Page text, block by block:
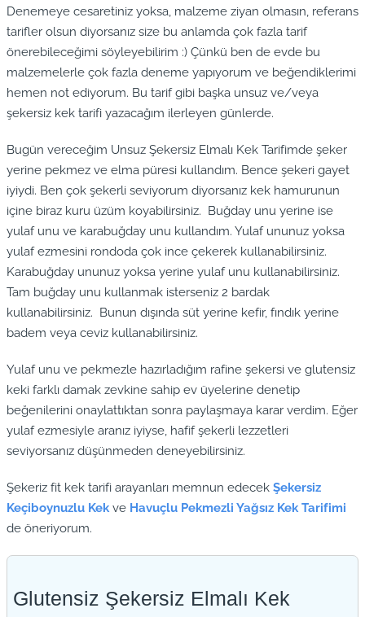
Denemeye cesaretiniz yoksa, malzeme ziyan olmasın, referans
tarifler olsun diyorsanız size bu anlamda çok fazla tarif
önerebileceğimi söyleyebilirim :) Çünkü ben de evde bu
malzemelerle çok fazla deneme yapıyorum ve beğendiklerimi
hemen not ediyorum. Bu tarif gibi başka unsuz ve/veya
şekersiz kek tarifi yazacağım ilerleyen günlerde.
Bugün vereceğim Unsuz Şekersiz Elmalı Kek Tarifimde şeker
yerine pekmez ve elma püresi kullandım. Bence şekeri gayet
iyiydi. Ben çok şekerli seviyorum diyorsanız kek hamurunun
içine biraz kuru üzüm koyabilirsiniz. Buğday unu yerine ise
yulaf unu ve karabuğday unu kullandım. Yulaf ununuz yoksa
yulaf ezmesini rondoda çok ince çekerek kullanabilirsiniz.
Karabuğday ununuz yoksa yerine yulaf unu kullanabilirsiniz.
Tam buğday unu kullanmak isterseniz 2 bardak
kullanabilirsiniz. Bunun dışında süt yerine kefir, fındık yerine
badem veya ceviz kullanabilirsiniz.
Yulaf unu ve pekmezle hazırladığım rafine şekersi ve glutensiz
keki farklı damak zevkine sahip ev üyelerine denetip
beğenilerini onaylattıktan sonra paylaşmaya karar verdim. Eğer
yulaf ezmesiyle aranız iyiyse, hafif şekerli lezzetleri
seviyorsanız düşünmeden deneyebilirsiniz.
Şekeriz fit kek tarifi arayanları memnun edecek Şekersiz
Keçiboynuzlu Kekve Havuçlu Pekmezli Yağsız Kek Tarifimi
de öneriyorum.
Glutensiz Şekersiz Elmalı Kek